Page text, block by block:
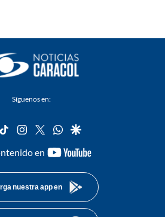
Síguenos en:
tiktok instagram
twitterwhatsapp
google
en
youtube-
nuestra app en